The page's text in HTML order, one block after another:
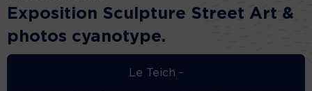
Exposition Sculpture Street Art &
photos cyanotype.
Le Teich -